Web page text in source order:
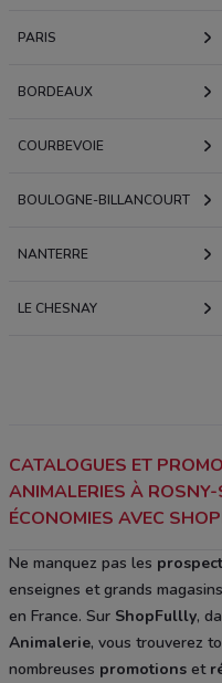
PARIS
BORDEAUX
COURBEVOIE
BOULOGNE-BILLANCOURT
NANTERRE
LE CHESNAY
CATALOGUES ET
ANIMALERIES À
ÉCONOMIES AVEC
Ne manquez pas les
enseignes et grands
en France. Sur ShopFullly,
Animalerie, vous trouverez
nombreuses promotions et